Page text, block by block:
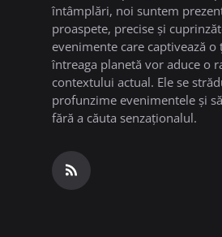
întâmplări, noi suntem
proaspete, precise și
evenimente care captivează
întreaga planetă vor aduce o
contextului actual. Ele se
profunzime evenimentele și
fără a căuta senzaționalul.